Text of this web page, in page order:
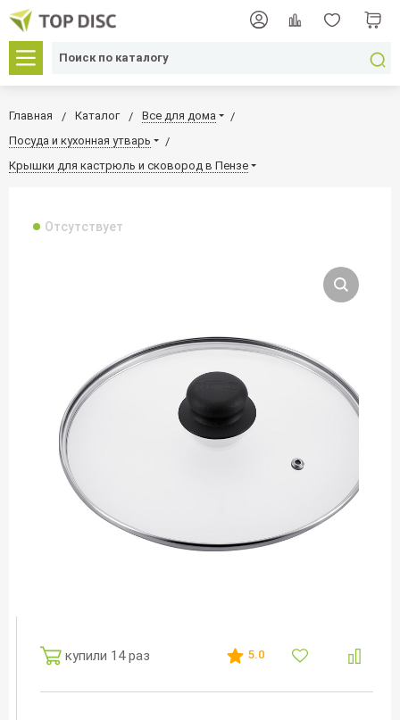
Главная Каталог
Все для дома
Посуда и кухонная утварь
Крышки для кастрюль и сковород в Пензе
Отсутствует
купили 14 раз 5.0